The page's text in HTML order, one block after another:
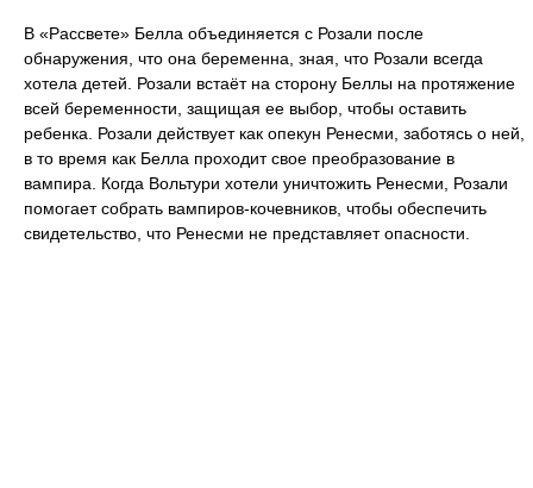
В «Рассвете» Белла объединяется с Розали после
обнаружения, что она беременна, зная, что Розали всегда
хотела детей. Розали встаёт на сторону Беллы на протяжение
всей беременности, защищая ее выбор, чтобы оставить
ребенка. Розали действует как опекун Ренесми, заботясь о ней,
в то время как Белла проходит свое преобразование в
вампира. Когда Вольтури хотели уничтожить Ренесми, Розали
помогает собрать вампиров-кочевников, чтобы обеспечить
свидетельство, что Ренесми не представляет опасности.